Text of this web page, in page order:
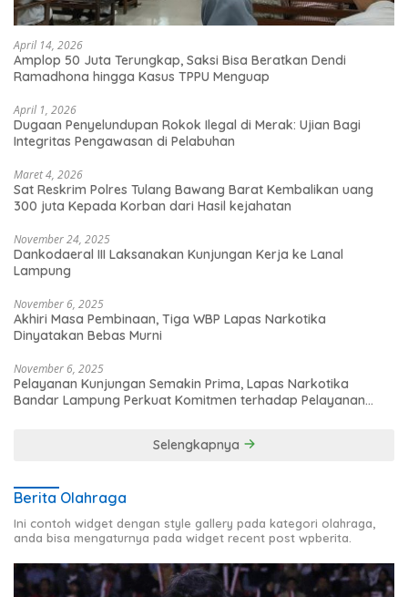
April 14, 2026
Amplop 50 Juta Terungkap, Saksi Bisa Beratkan Dendi
Ramadhona hingga Kasus TPPU Menguap
April 1, 2026
Dugaan Penyelundupan Rokok Ilegal di Merak: Ujian Bagi
Integritas Pengawasan di Pelabuhan
Maret 4, 2026
Sat Reskrim Polres Tulang Bawang Barat Kembalikan uang
300 juta Kepada Korban dari Hasil kejahatan
November 24, 2025
Dankodaeral III Laksanakan Kunjungan Kerja ke Lanal
Lampung
November 6, 2025
Akhiri Masa Pembinaan, Tiga WBP Lapas Narkotika
Dinyatakan Bebas Murni
November 6, 2025
Pelayanan Kunjungan Semakin Prima, Lapas Narkotika
Bandar Lampung Perkuat Komitmen terhadap Pelayanan
Selengkapnya
Berita Olahraga
Ini contoh widget dengan style gallery pada kategori olahraga,
anda bisa mengaturnya pada widget recent post wpberita.